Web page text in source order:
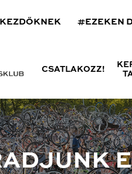
#EZEKEN
CSATLAKOZZ!